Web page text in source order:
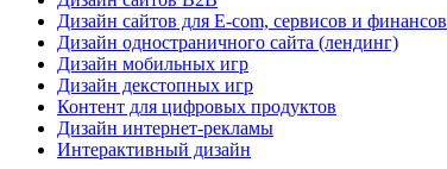
Дизайн сайтов для E-com, сервисов и финансов
Дизайн одностраничного сайта (лендинг)
Дизайн мобильных игр
Дизайн декстопных игр
Контент для цифровых продуктов
Дизайн интернет-рекламы
Интерактивный дизайн